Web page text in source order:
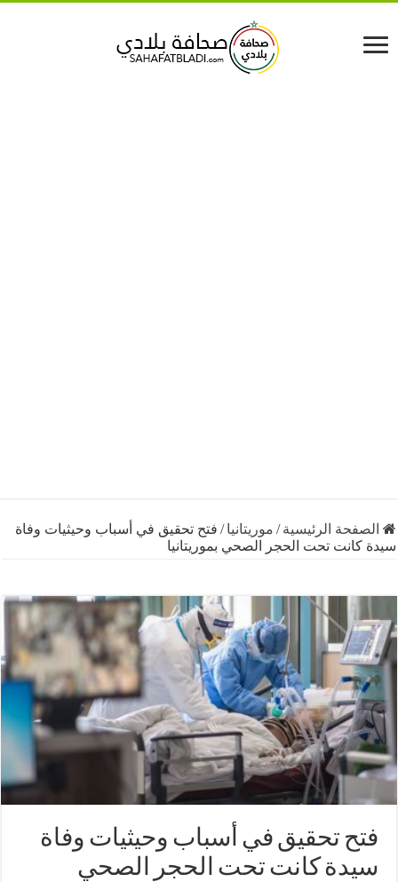
الرئيسية /موريتانيا/ فتح تحقيق في أسباب وحيثيات وفاة
تحت الحجر الصحي بموريتانيا
تحقيق في أسباب وحيثيات وفاة
كانت تحت الحجر الصحي